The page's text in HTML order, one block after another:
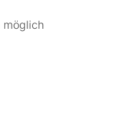
möglich